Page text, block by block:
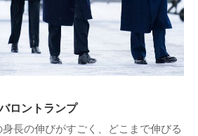
ロントランプ
長の伸びがすごく、どこまで伸びる